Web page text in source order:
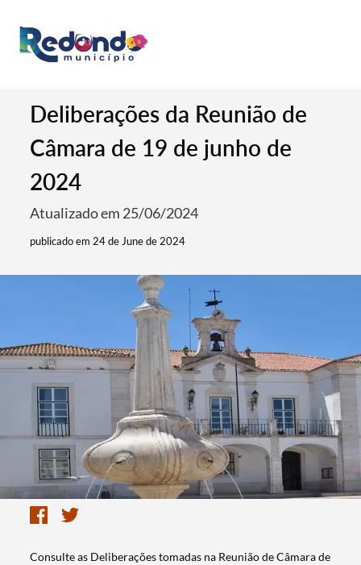
Deliberações da Reunião de
Câmara de 19 de junho de
2024
Atualizado em 25/06/2024
publicado em 24 de June de 2024
Consulte as Deliberações tomadas na Reunião de Câmara de